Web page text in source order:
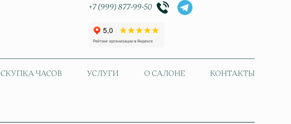
+7 (999) 877-99-50
СКУПКА ЧАСОВ УСЛУГИ О САЛОНЕ КОНТАКТЫ